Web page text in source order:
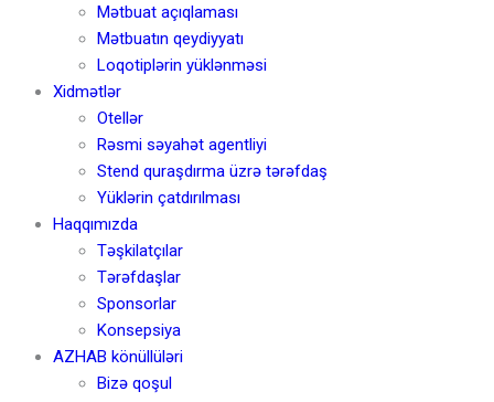
Mətbuat açıqlaması
Mətbuatın qeydiyyatı
Loqotiplərin yüklənməsi
Xidmətlər
Otellər
Rəsmi səyahət agentliyi
Stend quraşdırma üzrə tərəfdaş
Yüklərin çatdırılması
Haqqımızda
Təşkilatçılar
Tərəfdaşlar
Sponsorlar
Konsepsiya
AZHAB könüllüləri
Bizə qoşul